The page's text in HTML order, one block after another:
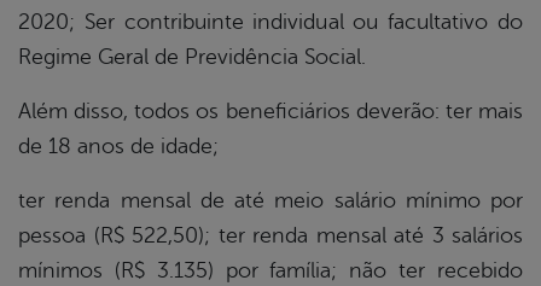
2020; Ser contribuinte individual ou facultativo do
Regime Geral de Previdência Social.
Além disso, todos os beneficiários deverão: ter mais
de 18 anos de idade;
ter renda mensal de até meio salário mínimo por
pessoa (R$ 522,50); ter renda mensal até 3 salários
mínimos (R$ 3.135) por família; não ter recebido